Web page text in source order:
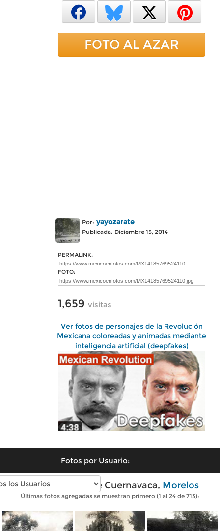
FOTO AL AZAR
Por: yayozarate
Publicada: Diciembre 15, 2014
PERMALINK:
FOTO:
1,659 visitas
Ver fotos de personajes de la Revolución
Mexicana coloreadas y animadas mediante
inteligencia artificial (deepfakes)
Fotos por Usuario:
Fotos antiguas de Cuernavaca, Morelos
Últimas fotos agregadas se muestran primero (1 al 24 de 713):